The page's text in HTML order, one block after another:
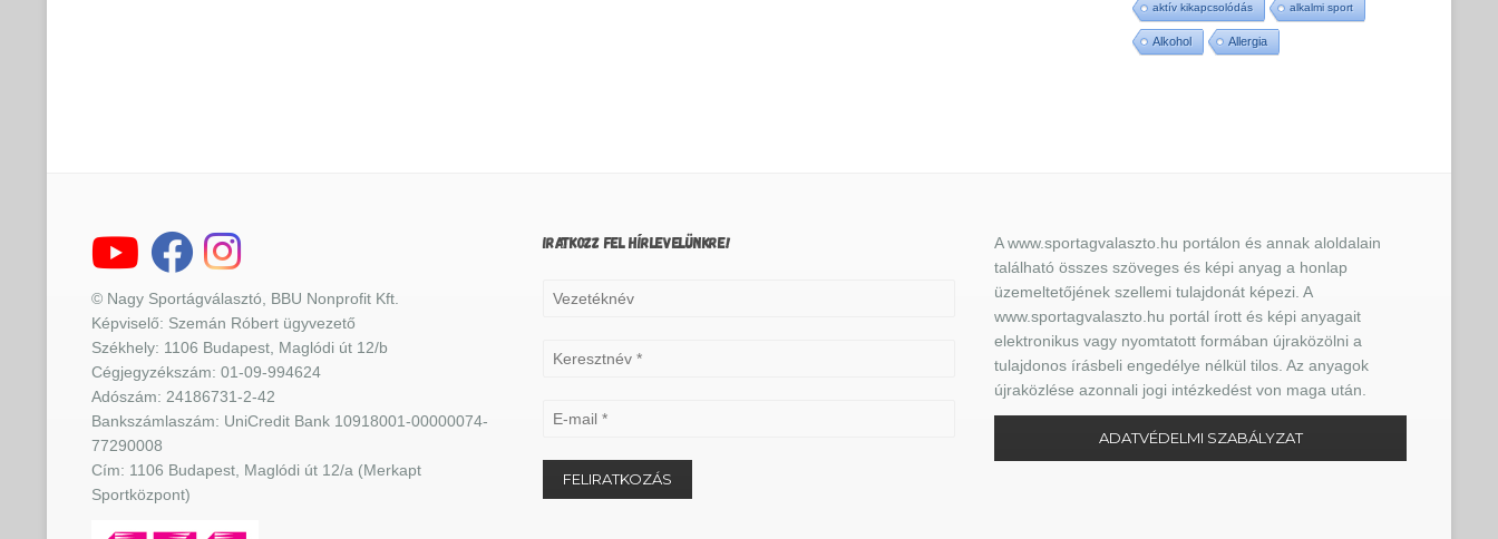
aktív kikapcsolódás alkalmi sport
Alkohol Allergia
© Nagy Sportágválasztó, BBU Nonprofit Kft.
Képviselő: Szemán Róbert ügyvezető
Székhely: 1106 Budapest, Maglódi út 12/b
Cégjegyzékszám: 01-09-994624
Adószám: 24186731-2-42
Bankszámlaszám: UniCredit Bank 10918001-00000074-
77290008
Cím: 1106 Budapest, Maglódi út 12/a (Merkapt
Sportközpont)
IRATKOZZ FEL HÍRLEVELÜNKRE!
A www.sportagvalaszto.hu portálon és annak aloldalain
található összes szöveges és képi anyag a honlap
üzemeltetőjének szellemi tulajdonát képezi. A
www.sportagvalaszto.hu portál írott és képi anyagait
elektronikus vagy nyomtatott formában újraközölni a
tulajdonos írásbeli engedélye nélkül tilos. Az anyagok
újraközlése azonnali jogi intézkedést von maga után.
ADATVÉDELMI SZABÁLYZAT